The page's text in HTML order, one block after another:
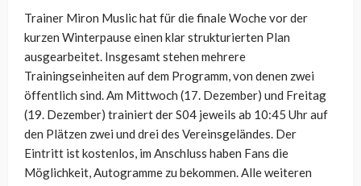
Trainer Miron Muslic hat für die finale Woche vor der
kurzen Winterpause einen klar strukturierten Plan
ausgearbeitet. Insgesamt stehen mehrere
Trainingseinheiten auf dem Programm, von denen zwei
öffentlich sind. Am Mittwoch (17. Dezember) und Freitag
(19. Dezember) trainiert der S04 jeweils ab 10:45 Uhr auf
den Plätzen zwei und drei des Vereinsgeländes. Der
Eintritt ist kostenlos, im Anschluss haben Fans die
Möglichkeit, Autogramme zu bekommen. Alle weiteren